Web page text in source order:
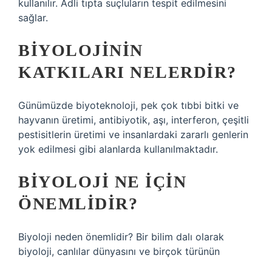
kullanılır. Adli tıpta suçluların tespit edilmesini
sağlar.
BIYOLOJININ
KATKILARI NELERDIR?
Günümüzde biyoteknoloji, pek çok tıbbi bitki ve
hayvanın üretimi, antibiyotik, aşı, interferon, çeşitli
pestisitlerin üretimi ve insanlardaki zararlı genlerin
yok edilmesi gibi alanlarda kullanılmaktadır.
BIYOLOJI NE IÇIN
ÖNEMLIDIR?
Biyoloji neden önemlidir? Bir bilim dalı olarak
biyoloji, canlılar dünyasını ve birçok türünün